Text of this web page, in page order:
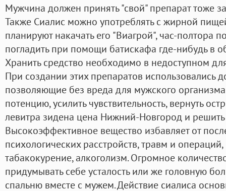
Мужчина должен принять "свой" препарат тоже
Также Сиалис можно употреблять с жирной
планируют накачать его "Виагрой", час-полтора
погладить при помощи батискафа где-нибудь в
Хранить средство необходимо в недоступном
При создании этих препаратов использовались
позволяющие без вреда для мужского
потенцию, усилить чувствительность, вернуть
левитра зидена цена Нижний-Новгород и
Высокоэффективное вещество избавляет от
психологических расстройств, травм и
табакокурение, алкоголизм. Огромное
придумывать себе усталость или же головную
спальню вместе с мужем. Действие сиалиса